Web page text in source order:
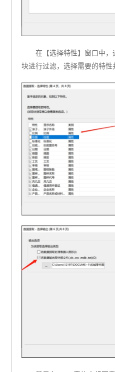
在【选择特性】窗口中
块进行过滤，选择需要的特性